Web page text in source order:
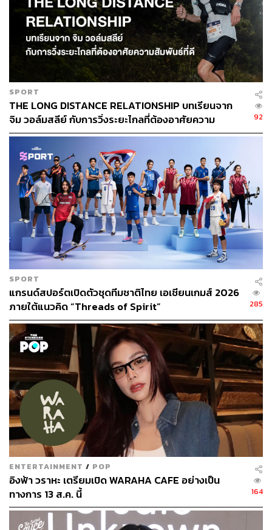
SPORT
THE LONG DISTANCE RELATIONSHIP บทเรียนจาก
จิม วอล์มสลีย์ กับการวิ่งระยะไกลที่ต้องอาศัยความ
สัมพันธ์ที่ดี
92
SPORT
แกรนด์สปอร์ตเปิดตัวชุดทีมชาติไทย เอเชียนเกมส์ 2026
ภายใต้แนวคิด “Threads of Spirit”
285
ENTERTAINMENT / POP
อิงฟ้า วราหะ เตรียมเปิด WARAHA CAFE อย่างเป็น
ทางการ 13 ส.ค. นี้
164